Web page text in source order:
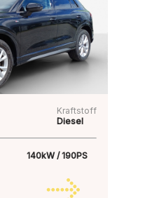
Kraftstoff
Diesel
140kW / 190PS